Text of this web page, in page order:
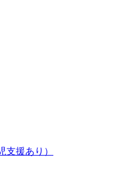
支援あり）